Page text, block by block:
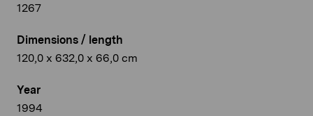
1267
Dimensions / length
120,0 x 632,0 x 66,0 cm
Year
1994